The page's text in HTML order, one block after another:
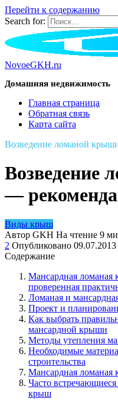
Перейти к содержанию
Search for:
NovoeGKH.ru
Домашняя недвижимость
Главная страница
Обратная связь
Карта сайта
Возведение ломаной
Возведение
—
Виды крыш
Автор GKH На чтение 9
2 Опубликовано 09.07.2013
Содержание
Мансардная ломаная
проверенная
Ломаная и
Проект и
Как выбрать
мансардной крыши
Методы утепления
Необходимые
строительства
Мансардная ломаная
Часто
крыш